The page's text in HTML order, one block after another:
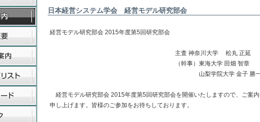
日本経営システム学会 経営モデル研究部会
経営モデル研究部会 2015年度第5回研究部会
主査 神奈川大学 松丸 正延
（幹事）東海大学 田畑 智章
山梨学院大学 金子 勝
経営モデル研究部会 2015年度第5回研究部会を開催いたしますので、ご案内
申し上げます。皆様のご参加をお待ちしております。